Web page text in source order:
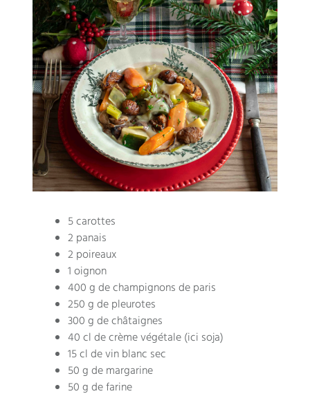
5 carottes
2 panais
2 poireaux
1 oignon
400 g de champignons de paris
250 g de pleurotes
300 g de châtaignes
40 cl de crème végétale (ici soja)
15 cl de vin blanc sec
50 g de margarine
50 g de farine